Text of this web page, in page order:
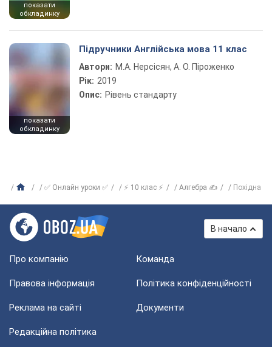
показати
обкладинку
показати
обкладинку
Підручники Англійська мова 11 клас
Автори: М.А. Нерсісян, А. О. Піроженко
Рік: 2019
Опис: Рівень стандарту
✅ Онлайн уроки ✅ ⚡ 10 клас ⚡ Алгебра ✍ Похідна
В начало
Про компанію Команда
Правова інформація Політика конфіденційності
Реклама на сайті Документи
Редакційна політика